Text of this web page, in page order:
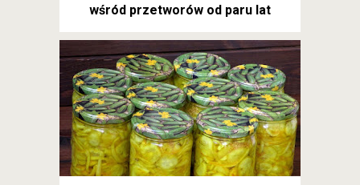
wśród przetworów od paru lat